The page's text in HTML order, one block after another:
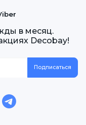
в месяц.
Decobay!